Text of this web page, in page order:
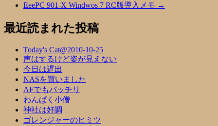
EeePC 901-X Windwos 7 RC版導入メモ →
最近読まれた投稿
Today's Cat@2010-10-25
声はするけど姿が見えない
今日は遅出
NASを買いました
AFでもバッチリ
わんぱく小僧
神社は好調
ゴレンジャーのヒミツ